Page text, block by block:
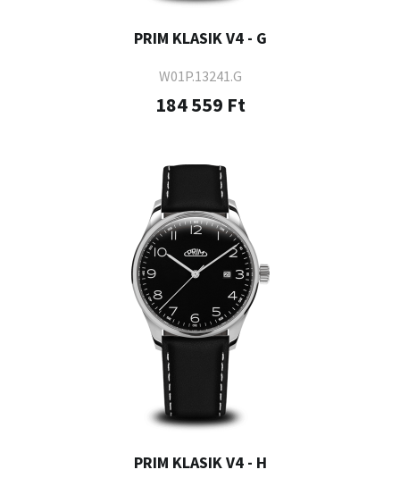
PRIM KLASIK V4 - G
W01P.13241.G
184 559 Ft
PRIM KLASIK V4 - H